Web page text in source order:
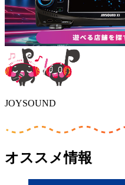
JOYSOUND
オススメ情報